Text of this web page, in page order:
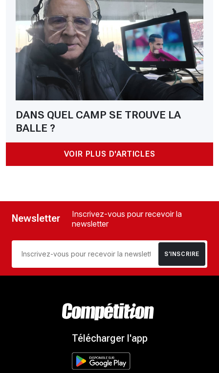
DANS QUEL CAMP SE TROUVE LA
BALLE ?
VOIR PLUS D'ARTICLES
Newsletter
Inscrivez-vous pour recevoir la
newsletter
S’INSCRIRE
Télécharger l'app